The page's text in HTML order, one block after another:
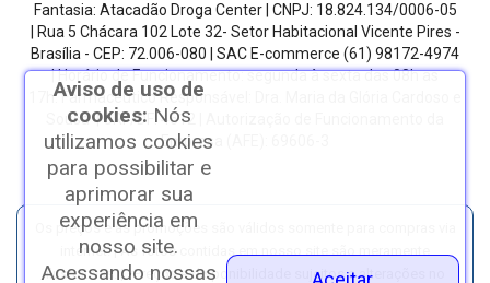
Fantasia: Atacadão Droga Center | CNPJ: 18.824.134/0006-05
| Rua 5 Chácara 102 Lote 32- Setor Habitacional Vicente Pires -
Brasília - CEP: 72.006-080
| SAC E-commerce (61) 98172-4974
| Horário de Funcionamento: segunda à sexta das 08h as
17h.Farmacêutico Responsável: Dra. Maria da Glória Cardoso e
Sousa | CRF/DF: 4612 | Autorização de Funcionamento da
Empresa (AFE): 69606-3
Os preços e as promoções são válidos somente para compras via
internet. | As fotos contidas em nosso site são meramente
ilustrativas. | *Preços e disponibilidade sujeitos a alterações no
Aviso de uso de
cookies: Nós
utilizamos cookies
para possibilitar e
aprimorar sua
experiência em
nosso site.
Acessando nossas